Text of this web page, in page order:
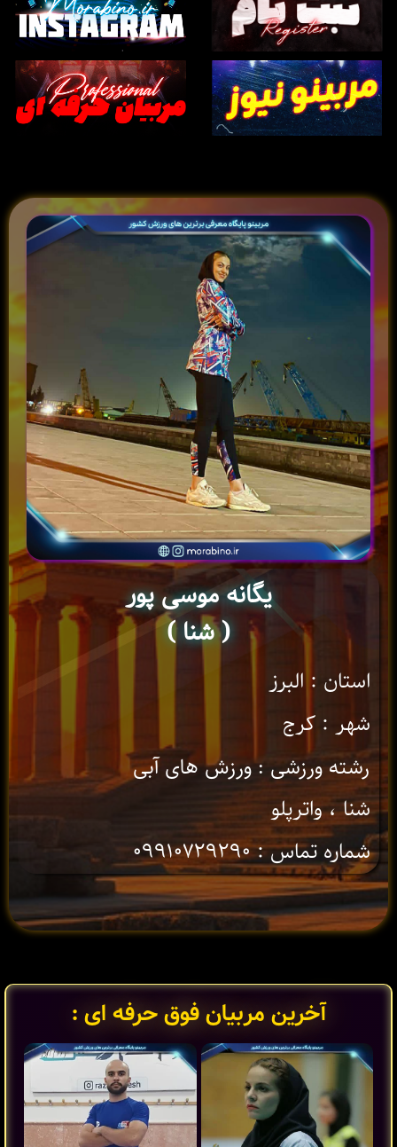
یگانه موسی پور
( شنا )
استان : البرز
شهر : کرج
رشته ورزشی : ورزش های آبی
شنا ، واترپلو
شماره تماس : ۰۹۹۱۰۷۲۹۲۹۰
آخرین مربیان فوق حرفه ای :